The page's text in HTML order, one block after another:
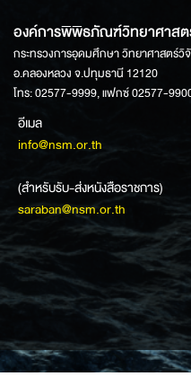
องค์การพิพิธภัณฑ์วิทยาศาสต
กระทรวงการอุดมศึกษา วิทยาศาสตร์วิ
อ.คลองหลวง จ.ปทุมธานี 12120
โทร: 02577-9999, แฟกซ์ 02577-
อีเมล
info@nsm.or.th
(สำหรับรับ-ส่งหนังสือราชการ)
saraban@nsm.or.th